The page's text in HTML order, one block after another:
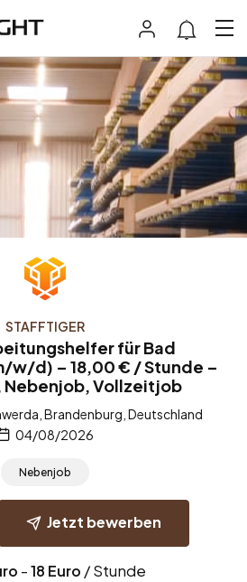
STAFFTIGER
für Bad
w/d) – 18,00 € / Stunde –
Vollzeitjob
Brandenburg, Deutschland
04/08/2026
Nebenjob
Jetzt bewerben
-18 Euro / Stunde